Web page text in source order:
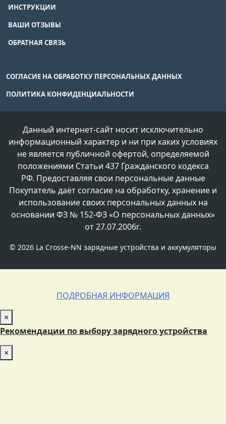
ИНСТРУКЦИИ
ВАШИ ОТЗЫВЫ
ОБРАТНАЯ СВЯЗЬ
СОГЛАСИЕ НА ОБРАБОТКУ ПЕРСОНАЛЬНЫХ ДАННЫХ
ПОЛИТИКА КОНФИДЕНЦИАЛЬНОСТИ
Данный интернет-сайт носит исключительно
информационный характер и ни при каких условиях
не является публичной офертой, определяемой
положениями Статьи 437 Гражданского кодекса
РФ. Предоставляя свои персональные данные
Покупатель даёт согласие на обработку, хранение и
использование своих персональных данных на
основании ФЗ № 152-ФЗ «О персональных данных»
от 27.07.2006г.
© 2026 La Crosse-NN зарядные устройства и аккумуляторы
ПОДРОБНАЯ ИНФОРМАЦИЯ
×
Рекомендации по выбору зарядного устройства
×